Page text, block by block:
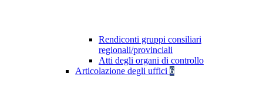
Rendiconti gruppi consiliari
regionali/provinciali
Atti degli organi di controllo
Articolazione degli uffici 6